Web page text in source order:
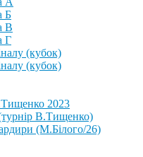
Б
В
Г
(кубок)
(кубок)
2023
В.Тищенко)
(М.Білого/26)